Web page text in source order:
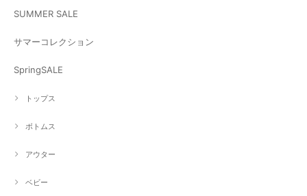
SUMMER SALE
サマーコレクション
SpringSALE
トップス
ボトムス
アウター
ベビー